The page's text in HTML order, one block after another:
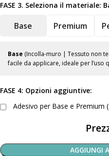
FASE 3. Seleziona il materiale:
Base Premium
Base (Incolla-muro | Tessuto non
facile da applicare, ideale per l’uso
FASE 4: Opzioni aggiuntive:
Adesivo per Base e Premium
AGGIUNGI